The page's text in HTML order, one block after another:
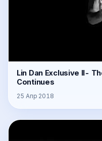
Lin Dan Exclusive II-
Continues
25 Апр 2018